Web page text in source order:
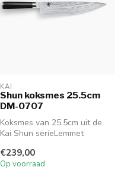
KAI
Shun koksmes 25.5cm
DM-0707
Koksmes van 25.5cm uit de
Kai Shun serieLemmet
DM-070...
€239,00
Op voorraad